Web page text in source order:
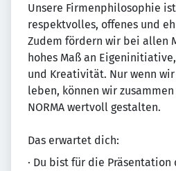
Unsere Firmenphilosophie
re­spekt­vol­les, offenes und
Zudem fördern wir bei allen
ho­hes Maß an
und Krea­ti­vi­tät. Nur wenn
leben, können wir
NORMA wertvoll gestalten.
Das erwartet dich:
· Du bist für die Präsentation